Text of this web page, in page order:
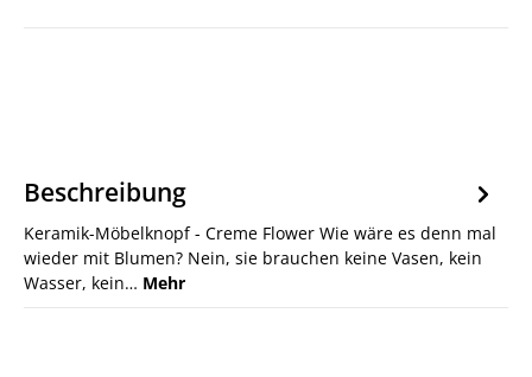
Beschreibung
Keramik-Möbelknopf - Creme Flower Wie wäre es denn mal
wieder mit Blumen? Nein, sie brauchen keine Vasen, kein
Wasser, kein… Mehr